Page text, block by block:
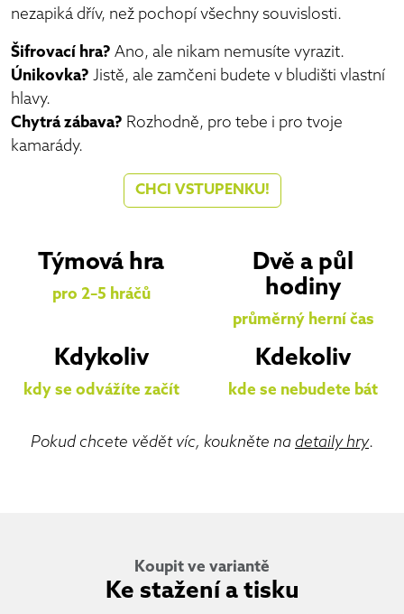
nezapiká dřív, než pochopí všechny souvislosti.
Šifrovací hra? Ano, ale nikam nemusíte vyrazit.
Únikovka? Jistě, ale zamčeni budete v bludišti vlastní
hlavy.
Chytrá zábava? Rozhodně, pro tebe i pro tvoje
kamarády.
CHCI VSTUPENKU!
Týmová hra
pro 2–5 hráčů
Dvě a půl
hodiny
průměrný herní čas
Kdykoliv
kdy se odvážíte začít
Kdekoliv
kde se nebudete bát
Pokud chcete vědět víc, koukněte na detaily hry.
Koupit ve variantě
Ke stažení a tisku